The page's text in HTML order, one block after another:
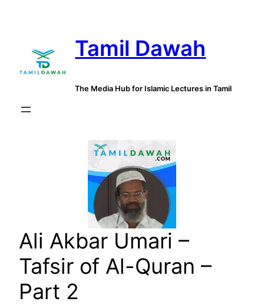
Tamil Dawah
The Media Hub for Islamic Lectures in Tamil
Ali Akbar Umari –
Tafsir of Al-Quran –
Part 2